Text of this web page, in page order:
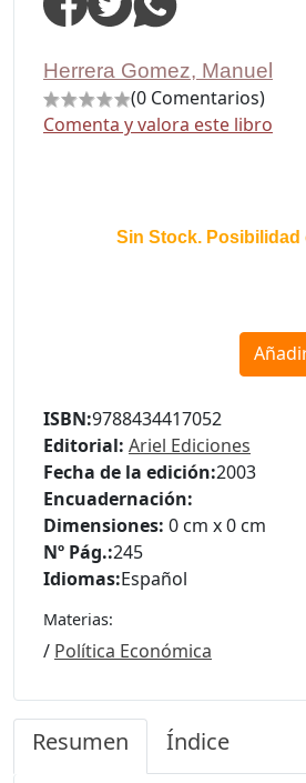
Herrera Gomez, Manuel
(0 Comentarios)
Comenta y valora este libro
Sin Stock. Posibilidad
ISBN:9788434417052
Editorial: Ariel Ediciones
Fecha de la edición:2003
Encuadernación:
Dimensiones: 0 cm x 0 cm
Nº Pág.:245
Idiomas:Español
Materias:
/ Política Económica
Resumen Índice